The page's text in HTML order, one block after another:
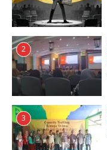
2
3